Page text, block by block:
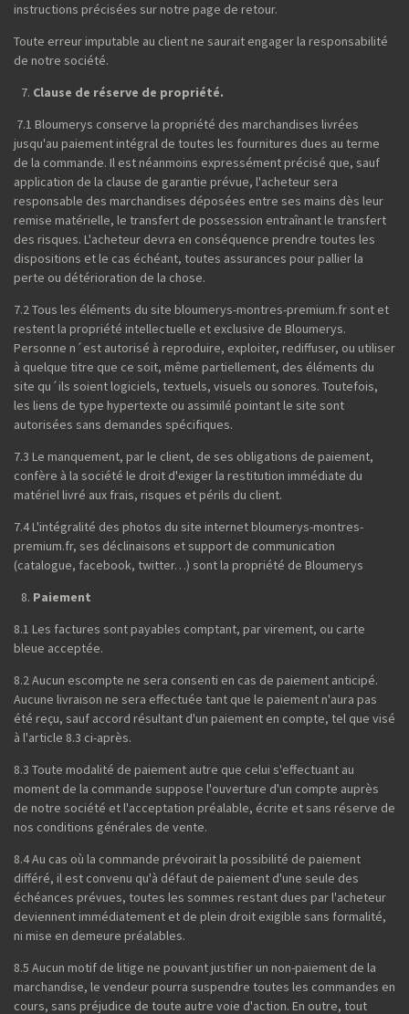
instructions précisées sur notre page de retour.
Toute erreur imputable au client ne saurait engager la responsabilité
de notre société.
Clause de réserve de propriété.
7.1 Bloumerys conserve la propriété des marchandises livrées
jusqu'au paiement intégral de toutes les fournitures dues au terme
de la commande. Il est néanmoins expressément précisé que, sauf
application de la clause de garantie prévue, l'acheteur sera
responsable des marchandises déposées entre ses mains dès leur
remise matérielle, le transfert de possession entraînant le transfert
des risques. L'acheteur devra en conséquence prendre toutes les
dispositions et le cas échéant, toutes assurances pour pallier la
perte ou détérioration de la chose.
7.2 Tous les éléments du site bloumerys-montres-premium.fr sont et
restent la propriété intellectuelle et exclusive de Bloumerys.
Personne n´est autorisé à reproduire, exploiter, rediffuser, ou utiliser
à quelque titre que ce soit, même partiellement, des éléments du
site qu´ils soient logiciels, textuels, visuels ou sonores. Toutefois,
les liens de type hypertexte ou assimilé pointant le site sont
autorisées sans demandes spécifiques.
7.3 Le manquement, par le client, de ses obligations de paiement,
confère à la société le droit d'exiger la restitution immédiate du
matériel livré aux frais, risques et périls du client.
7.4 L'intégralité des photos du site internet bloumerys-montres-
premium.fr, ses déclinaisons et support de communication
(catalogue, facebook, twitter…) sont la propriété de Bloumerys
Paiement
8.1 Les factures sont payables comptant, par virement, ou carte
bleue acceptée.
8.2 Aucun escompte ne sera consenti en cas de paiement anticipé.
Aucune livraison ne sera effectuée tant que le paiement n'aura pas
été reçu, sauf accord résultant d'un paiement en compte, tel que visé
à l'article 8.3 ci-après.
8.3 Toute modalité de paiement autre que celui s'effectuant au
moment de la commande suppose l'ouverture d'un compte auprès
de notre société et l'acceptation préalable, écrite et sans réserve de
nos conditions générales de vente.
8.4 Au cas où la commande prévoirait la possibilité de paiement
différé, il est convenu qu'à défaut de paiement d'une seule des
échéances prévues, toutes les sommes restant dues par l'acheteur
deviennent immédiatement et de plein droit exigible sans formalité,
ni mise en demeure préalables.
8.5 Aucun motif de litige ne pouvant justifier un non-paiement de la
marchandise, le vendeur pourra suspendre toutes les commandes en
cours, sans préjudice de toute autre voie d'action. En outre, tout